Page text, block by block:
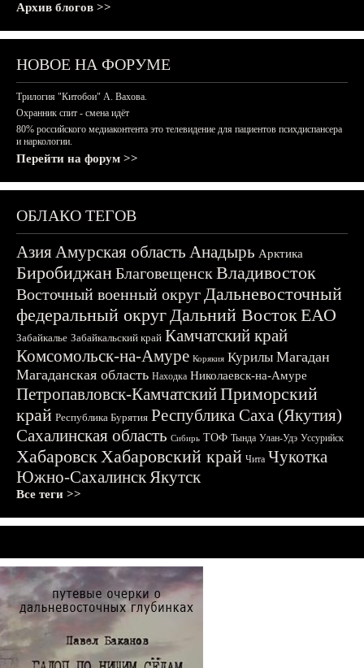
Архив блогов >>
НОВОЕ НА ФОРУМЕ
Трилогия "Китобои" А. Вахова.
Охранник спит - смена идёт
80% российского медиаконтента это телевидение для пациентов психдиспансера
и наркологии.
Перейти на форум >>
ОБЛАКО ТЕГОВ
АзияАмурская область Анадырь Арктика
БиробиджанБлаговещенскВладивосток
Восточный военный округДальневосточный
федеральный округДальний ВостокЕАО
Забайкалье Забайкальский край Камчатский край
Комсомольск-на-Амуре Корякия Курилы Магадан
Магаданская область Находка Николаевск-на-Амуре
Петропавловск-КамчатскийПриморский
край Республика Бурятия Республика Саха (Якутия)
Сахалинская область Сибирь ТОФ Тында Улан-Удэ Уссурийск
ХабаровскХабаровский край Чита Чукотка
Южно-СахалинскЯкутск
Все теги >>